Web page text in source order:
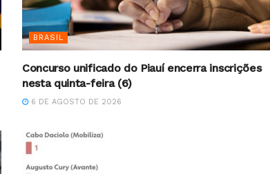
BRASIL
Concurso unificado do Piauí encerra inscrições
nesta quinta-feira (6)
6 DE AGOSTO DE 2026